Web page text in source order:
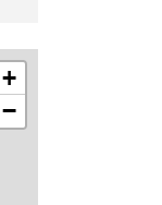
+
−